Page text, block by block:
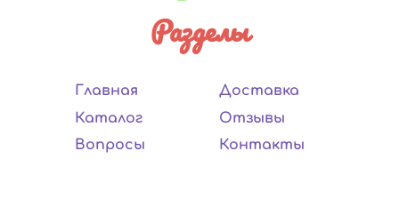
Разделы
Главная
Каталог
Вопросы
Доставка
Отзывы
Контакты